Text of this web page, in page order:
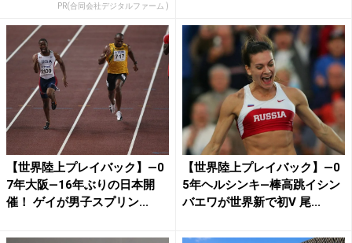
PR(合同会社デジタルファーム )
【世界陸上プレイバック】―0
7年大阪―16年ぶりの日本開
催！ ゲイが男子スプリン...
【世界陸上プレイバック】―0
5年ヘルシンキ―棒高跳イシン
バエワが世界新で初V 尾...